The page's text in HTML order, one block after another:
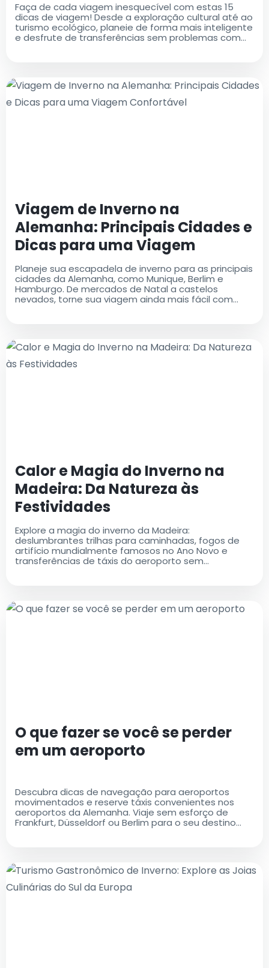
Faça de cada viagem inesquecível com estas 15
dicas de viagem! Desde a exploração cultural até ao
turismo ecológico, planeie de forma mais inteligente
e desfrute de transferências sem problemas com
Viagem de Inverno na
Alemanha: Principais Cidades e
Dicas para uma Viagem
Confortável
Planeje sua escapadela de inverno para as principais
cidades da Alemanha, como Munique, Berlim e
Hamburgo. De mercados de Natal a castelos
nevados, torne sua viagem ainda mais fácil com
Calor e Magia do Inverno na
Madeira: Da Natureza às
Festividades
Explore a magia do inverno da Madeira:
deslumbrantes trilhas para caminhadas, fogos de
artifício mundialmente famosos no Ano Novo e
transferências de táxis do aeroporto sem
O que fazer se você se perder
em um aeroporto
Descubra dicas de navegação para aeroportos
movimentados e reserve táxis convenientes nos
aeroportos da Alemanha. Viaje sem esforço de
Frankfurt, Düsseldorf ou Berlim para o seu destino